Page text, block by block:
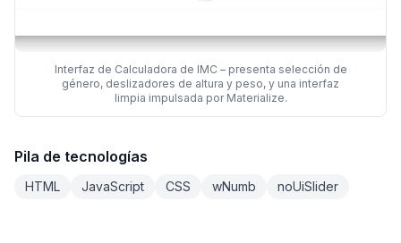
Interfaz de Calculadora de IMC – presenta selección de
género, deslizadores de altura y peso, y una interfaz
limpia impulsada por Materialize.
Pila de tecnologías
HTML JavaScript CSS wNumb noUiSlider